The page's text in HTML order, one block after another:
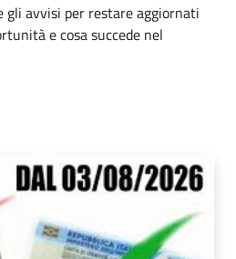
gli avvisi per restare aggiornati
e cosa succede nel